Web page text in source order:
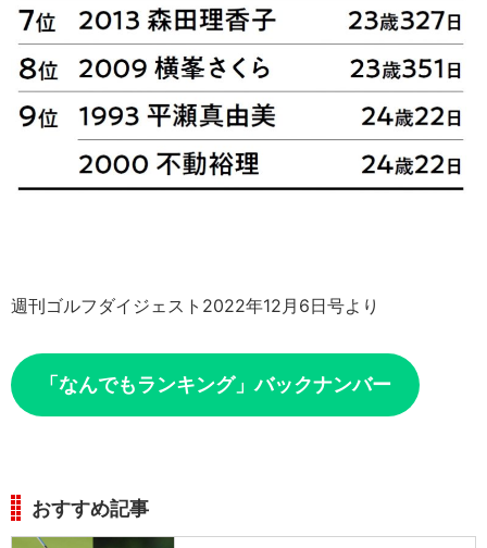
週刊ゴルフダイジェスト2022年12月6日号より
「なんでもランキング」バックナンバー
おすすめ記事